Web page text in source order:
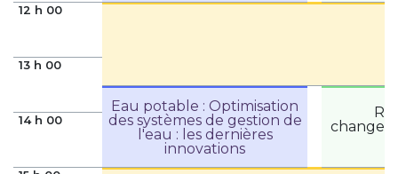
12 h 00
13 h 00
Eau potable : Optimisation
des systèmes de gestion de
l'eau : les dernières
innovations
14 h 00